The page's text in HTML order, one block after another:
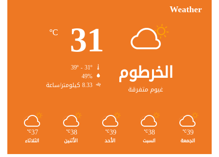
Weather
الخرطوم
غيوم متفرقة
31
℃
49%
8.33 كيلومتر/ساعة
39
℃
الجمعة
38
℃
السبت
39
℃
الأحد
38
℃
الأثنين
37
℃
الثلاثاء